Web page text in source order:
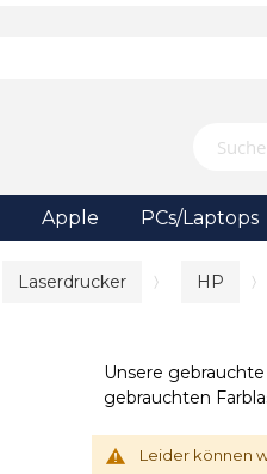
Apple PCs/Laptops
Laserdrucker HP
Unsere
gebrauchten
Leider können